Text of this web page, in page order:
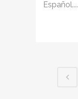
Español....